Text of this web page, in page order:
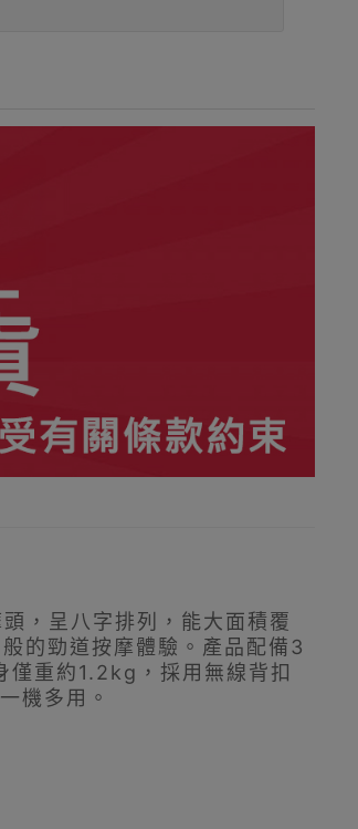
，呈八字排列，能大面積覆
的勁道按摩體驗。產品配備3
重約1.2kg，採用無線背扣
機多用。